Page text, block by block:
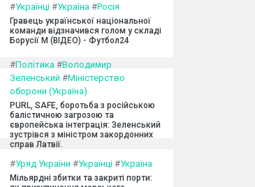
#Українці #Україна #Росія
Гравець української національної
команди відзначився голом у складі
Борусії М (ВІДЕО) - Футбол24
#Політика #Володимир
Зеленський #Міністерство
оборони (Україна)
PURL, SAFE, боротьба з російською
балістичною загрозою та
європейська інтеграція: Зеленський
зустрівся з міністром закордонних
справ Латвії.
#Уряд України #Українці #Україна
Мільярдні збитки та закриті порти: